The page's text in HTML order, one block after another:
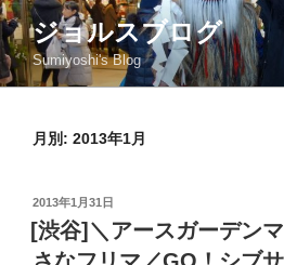
コ
ン
テ
ン
ジョルスブログ
Sumiyoshi's Blog
月別: 2013年1月
投
稿
日:
2013年1月31日
[渋谷]＼アースガーデン